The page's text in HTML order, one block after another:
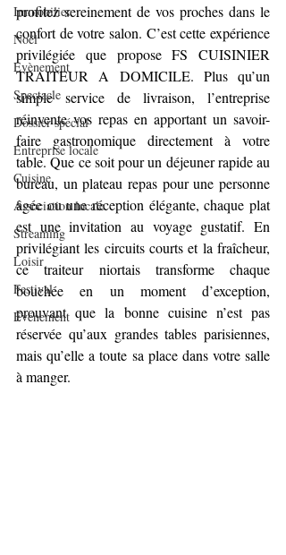
Immobilier
Noël
Evènement
Spectacle
Dossier spécial
Entreprise locale
Cuisine
Association locale
Streaming
Loisir
Festival
Evénement
profitez sereinement de vos proches dans le
confort de votre salon. C’est cette expérience
privilégiée que propose FS CUISINIER
TRAITEUR A DOMICILE. Plus qu’un
simple service de livraison, l’entreprise
réinvente vos repas en apportant un savoir-
faire gastronomique directement à votre
table. Que ce soit pour un déjeuner rapide au
bureau, un plateau repas pour une personne
âgée ou une réception élégante, chaque plat
est une invitation au voyage gustatif. En
privilégiant les circuits courts et la fraîcheur,
ce traiteur niortais transforme chaque
bouchée en un moment d’exception,
prouvant que la bonne cuisine n’est pas
réservée qu’aux grandes tables parisiennes,
mais qu’elle a toute sa place dans votre salle
à manger.